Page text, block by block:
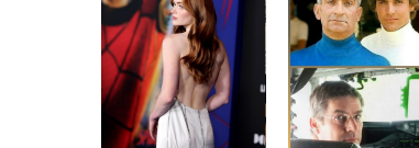
Ингредиенты: